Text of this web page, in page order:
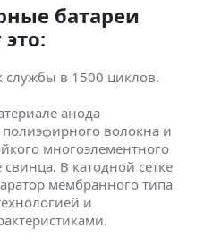
батареи
службы в 1500 циклов.
анода
полиэфирного волокна и
многоэлементного
свинца. В катодной сетке
мембранного типа
и